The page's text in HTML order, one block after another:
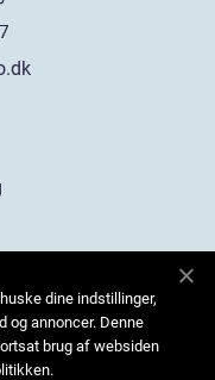
dine indstillinger,
og annoncer. Denne
brug af websiden